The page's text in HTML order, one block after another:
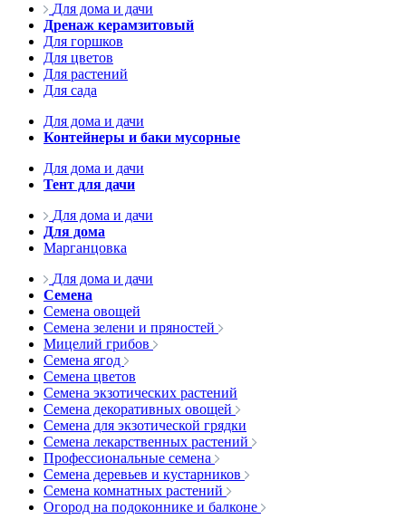
Для дома и дачи
Дренаж керамзитовый
Для горшков
Для цветов
Для растений
Для сада
Для дома и дачи
Контейнеры и баки мусорные
Для дома и дачи
Тент для дачи
Для дома и дачи
Для дома
Марганцовка
Для дома и дачи
Семена
Семена овощей
Семена зелени и пряностей
Мицелий грибов
Семена ягод
Семена цветов
Семена экзотических растений
Семена декоративных овощей
Семена для экзотической грядки
Семена лекарственных растений
Профессиональные семена
Семена деревьев и кустарников
Семена комнатных растений
Огород на подоконнике и балконе